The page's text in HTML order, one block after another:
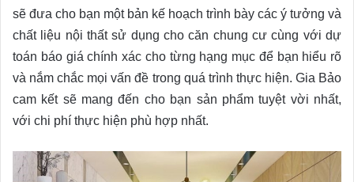
sẽ đưa cho bạn một bản kế hoạch trình bày các ý tưởng và
chất liệu nội thất sử dụng cho căn chung cư cùng với dự
toán báo giá chính xác cho từng hạng mục để bạn hiểu rõ
và nắm chắc mọi vấn đề trong quá trình thực hiện. Gia Bảo
cam kết sẽ mang đến cho bạn sản phẩm tuyệt vời nhất,
với chi phí thực hiện phù hợp nhất.